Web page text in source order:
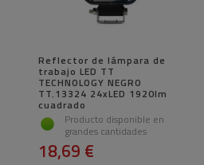
Reflector de lámpara de
trabajo LED TT
TECHNOLOGY NEGRO
TT.13324 24xLED 1920lm
cuadrado
Producto disponible en
grandes cantidades
18,69 €